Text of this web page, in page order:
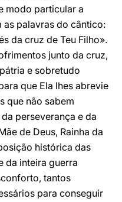
modo particular a
as palavras do cântico:
da cruz de Teu Filho».
junto da cruz,
e sobretudo
que Ela lhes abrevie
que não sabem
perseverança e da
de Deus, Rainha da
histórica das
da inteira guerra
tantos
para conseguir